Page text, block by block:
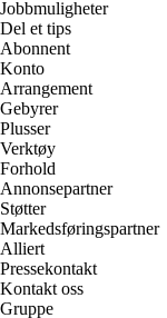
Jobbmuligheter
Del et tips
Abonnent
Konto
Arrangement
Gebyrer
Plusser
Verktøy
Forhold
Annonsepartner
Støtter
Markedsføringspartner
Alliert
Pressekontakt
Kontakt oss
Gruppe